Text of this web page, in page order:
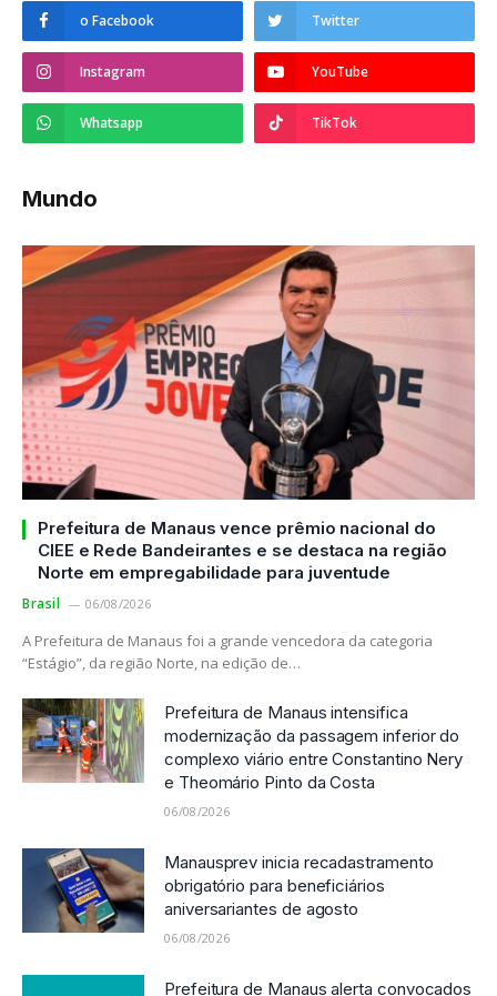
o Facebook Twitter
Instagram YouTube
Whatsapp TikTok
Mundo
Prefeitura de Manaus vence prêmio nacional do
CIEE e Rede Bandeirantes e se destaca na região
Norte em empregabilidade para juventude
Brasil 06/08/2026
A Prefeitura de Manaus foi a grande vencedora da categoria
“Estágio”, da região Norte, na edição de…
Prefeitura de Manaus intensifica
modernização da passagem inferior do
complexo viário entre Constantino Nery
e Theomário Pinto da Costa
06/08/2026
Manausprev inicia recadastramento
obrigatório para beneficiários
aniversariantes de agosto
06/08/2026
Prefeitura de Manaus alerta convocados